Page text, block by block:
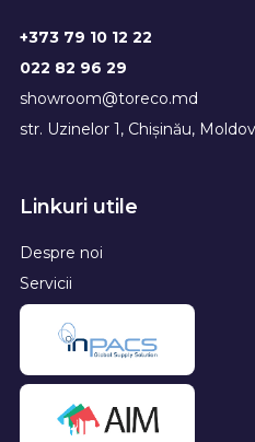
+373 79 10 12 22
022 82 96 29
showroom@toreco.md
str. Uzinelor 1, Chișinău,
Linkuri utile
Despre noi
Servicii